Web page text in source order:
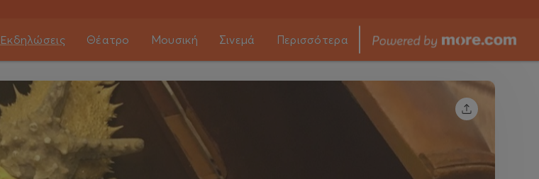
Εκδηλώσεις Θέατρο Μουσική Σινεμά Περισσότερα